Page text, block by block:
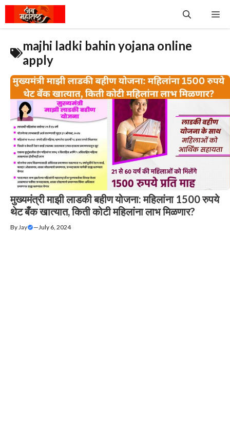
Skip
content
majhi ladki bahin yojana online
apply
मुख्यमंत्री माझी लाडकी बहीण योजना: महिलांना 1500 रुपये
थेट बँक खात्यात, किती कोटी महिलांना लाभ मिळणार?
ByJay —July 6, 2024